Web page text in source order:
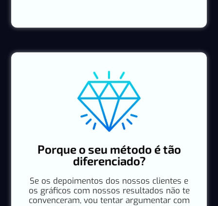
Porque o seu método é tão
diferenciado?
Se os depoimentos dos nossos clientes e
os gráficos com nossos resultados não te
convenceram, vou tentar argumentar com